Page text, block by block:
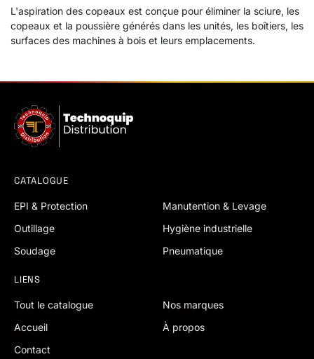
L'aspiration des copeaux est conçue pour éliminer la sciure, les
copeaux et la poussière générés dans les unités, les boîtiers, les
surfaces des machines à bois et leurs emplacements.
CATALOGUE
EPI & Protection
Manutention & Levage
Outillage
Hygiène industrielle
Soudage
Pneumatique
LIENS
Tout le catalogue
Nos marques
Accueil
À propos
Contact